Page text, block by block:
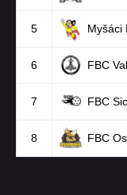
5 Myšáci
6 FBC
7 FBC
8 FBC